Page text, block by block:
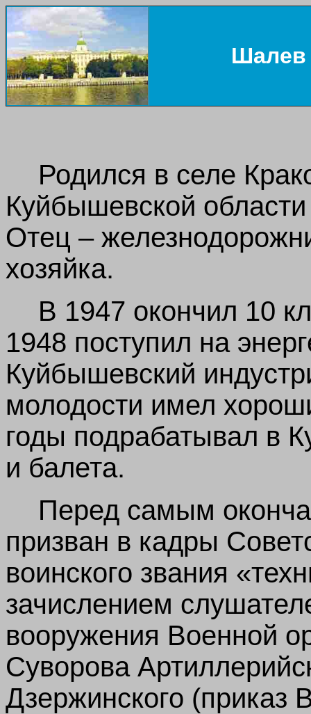
Шалев
Родился в селе
Куйбышевской
Отец –
хозяйка.
В 1947 окончил 10
1948 поступил на
Куйбышевский
молодости имел
годы подрабатывал в
и балета.
Перед самым
призван в кадры
воинского звания
зачислением
вооружения Военной
Суворова
Дзержинского